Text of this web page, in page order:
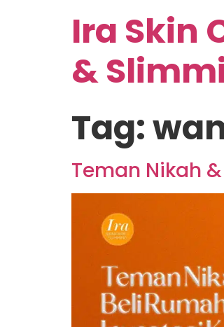
Ira Skin
&
Tag:
Teman Nikah